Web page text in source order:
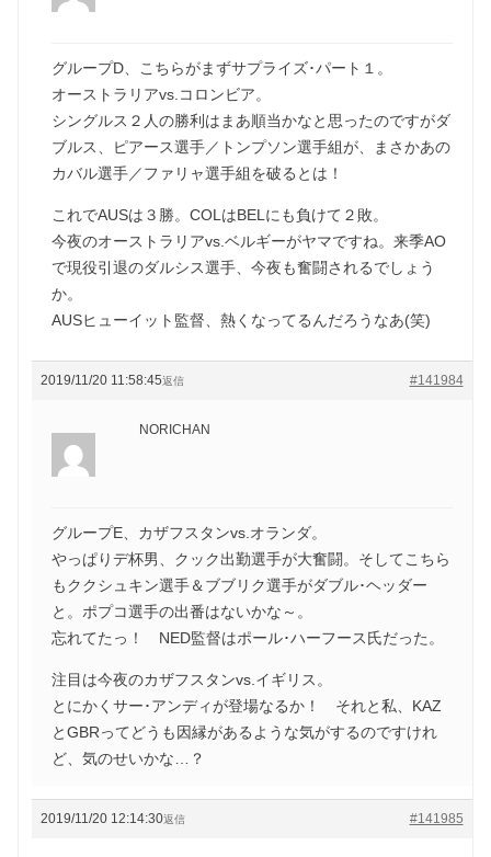
グループD、こちらがまずサプライズ･パート１。
オーストラリアvs.コロンビア。
シングルス２人の勝利はまあ順当かなと思ったのですがダ
ブルス、ピアース選手／トンプソン選手組が、まさかあの
カバル選手／ファリャ選手組を破るとは！
これでAUSは３勝。COLはBELにも負けて２敗。
今夜のオーストラリアvs.ベルギーがヤマですね。来季AO
で現役引退のダルシス選手、今夜も奮闘されるでしょう
か。
AUSヒューイット監督、熱くなってるんだろうなあ(笑)
2019/11/20 11:58:45 #141984
返信
NORICHAN
グループE、カザフスタンvs.オランダ。
やっぱりデ杯男、クック出勤選手が大奮闘。そしてこちら
もククシュキン選手＆ブブリク選手がダブル･ヘッダー
と。ポプコ選手の出番はないかな～。
忘れてたっ！ NED監督はポール･ハーフース氏だった。
注目は今夜のカザフスタンvs.イギリス。
とにかくサー･アンディが登場なるか！ それと私、KAZ
とGBRってどうも因縁があるような気がするのですけれ
ど、気のせいかな…？
2019/11/20 12:14:30 #141985
返信